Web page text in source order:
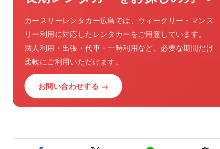
カースリーレンタカー広島では、ウィークリー・マンス
リー利用に対応したレンタカーをご用意しています。
法人利用・出張・代車・一時利用など、必要な期間だけ
柔軟にご利用いただけます。
お問い合わせする →